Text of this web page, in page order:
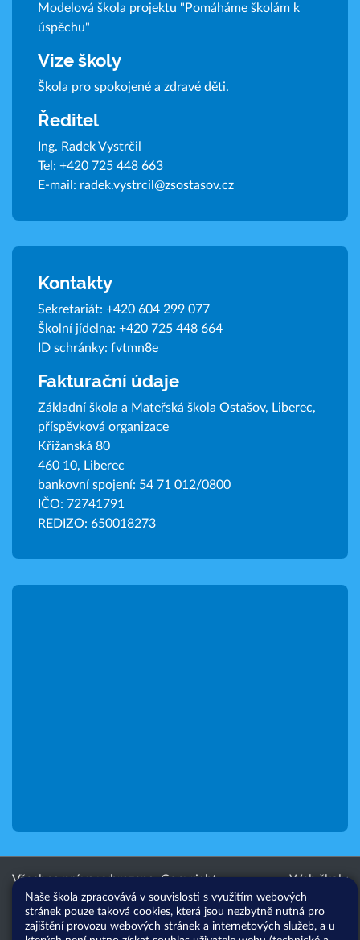
Modelová škola projektu "Pomáháme školám k
úspěchu"
Vize školy
Škola pro spokojené a zdravé děti.
Ředitel
Ing. Radek Vystrčil
Tel: +420 725 448 663
E-mail: radek.vystrcil@zsostasov.cz
Kontakty
Sekretariát: +420 604 299 077
Školní jídelna: +420 725 448 664
ID schránky: fvtmn8e
Fakturační údaje
Základní škola a Mateřská škola Ostašov, Liberec,
příspěvková organizace
Křižanská 80
460 10, Liberec
bankovní spojení: 54 71 012/0800
IČO: 72741791
REDIZO: 650018273
Všechna práva vyhrazena. Copyright
© 2026 |Mapa stránek|Přihlásit|
Přístupnost stránek| Pravidla
COOKIES
Web školy
Naše škola zpracovává v souvislosti s využitím webových
stránek pouze taková cookies, která jsou nezbytně nutná pro
zajištění provozu webových stránek a internetových služeb, a u